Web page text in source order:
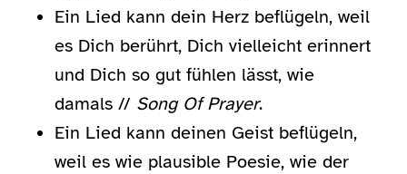
Ein Lied kann dein Herz beflügeln, weil
es Dich berührt, Dich vielleicht erinnert
und Dich so gut fühlen lässt, wie
damals // Song Of Prayer.
Ein Lied kann deinen Geist beflügeln,
weil es wie plausible Poesie, wie der